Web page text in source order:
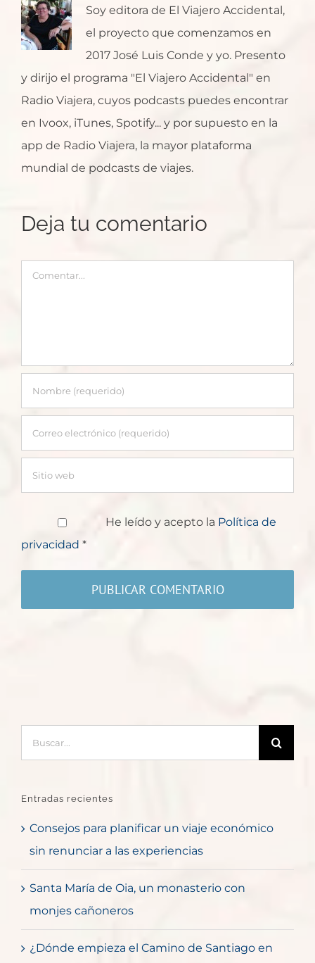
Soy editora de El Viajero Accidental,
el proyecto que comenzamos en
2017 José Luis Conde y yo. Presento
y dirijo el programa "El Viajero Accidental" en
Radio Viajera, cuyos podcasts puedes encontrar
en Ivoox, iTunes, Spotify... y por supuesto en la
app de Radio Viajera, la mayor plataforma
mundial de podcasts de viajes.
Deja tu comentario
Comentar
He leído y acepto la Política de
privacidad *
Entradas recientes
Consejos para planificar un viaje económico
sin renunciar a las experiencias
Santa María de Oia, un monasterio con
monjes cañoneros
¿Dónde empieza el Camino de Santiago en